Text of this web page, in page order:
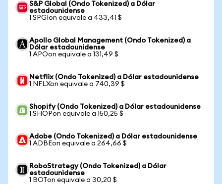
S&P Global (Ondo Tokenized) a Dólar
estadounidense
1 SPGIon equivale a 433,41 $
Apollo Global Management (Ondo Tokenized) a
Dólar estadounidense
1 APOon equivale a 131,49 $
Netflix (Ondo Tokenized) a Dólar estadounidense
1 NFLXon equivale a 740,39 $
Shopify (Ondo Tokenized) a Dólar estadounidense
1 SHOPon equivale a 150,25 $
Adobe (Ondo Tokenized) a Dólar estadounidense
1 ADBEon equivale a 264,66 $
RoboStrategy (Ondo Tokenized) a Dólar
estadounidense
1 BOTon equivale a 30,20 $